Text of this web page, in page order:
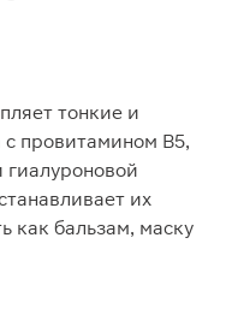
тонкие и
провитамином B5,
их
как бальзам, маску